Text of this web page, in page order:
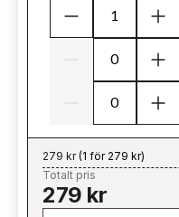
279 kr(1 för 279 kr)
Totalt pris
279 kr